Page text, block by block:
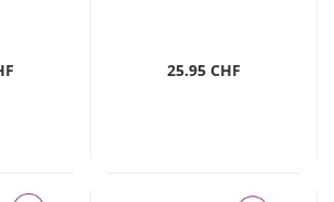
25.95 CHF